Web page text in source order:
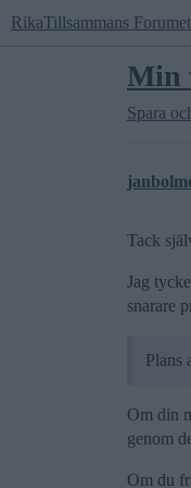
RikaTillsammans Forumet
Min
Spara
Tack
Jag
snarare
Plans
Om din
genom
Om du